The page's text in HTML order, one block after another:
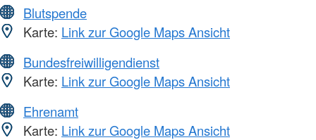
Blutspende
Karte: Link zur Google Maps Ansicht
Bundesfreiwilligendienst
Karte: Link zur Google Maps Ansicht
Ehrenamt
Karte: Link zur Google Maps Ansicht